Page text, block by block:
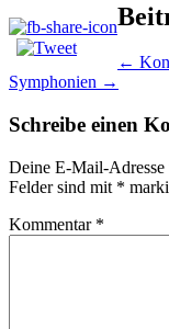
←
Symphonien →
Schreibe einen
Deine E-Mail-
Felder sind mit *
Kommentar *